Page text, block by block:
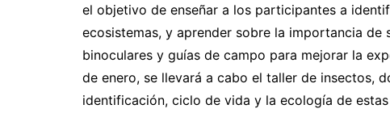
el objetivo de enseñar a los participantes a
ecosistemas, y aprender sobre la importancia de
binoculares y guías de campo para mejorar la
de enero, se llevará a cabo el taller de insectos,
identificación, ciclo de vida y la ecología de